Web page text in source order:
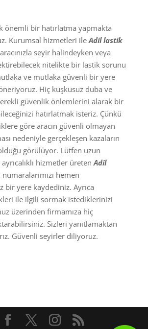
önemli bir hatırlatma yapmakta
Kurumsal hizmetleri ileAdil lastik
seyir halindeyken veya
nitelikte bir lastik sorunu
ve mutlaka güvenli bir yere
Hiç kuşkusuz duba ve
güvenlik önlemlerini alarak bir
hatırlatmak isteriz. Çünkü
göre aracın güvenli olmayan
nedeniyle gerçekleşen kazaların
görülüyor. Lütfen uzun
ayrıcalıklı hizmetler üretenAdil
hemen
bir yere kaydediniz. Ayrıca
ile ilgili sormak istediklerinizi
üzerinden firmamıza hiç
Sizleri yanıtlamaktan
Güvenli seyirler diliyoruz.